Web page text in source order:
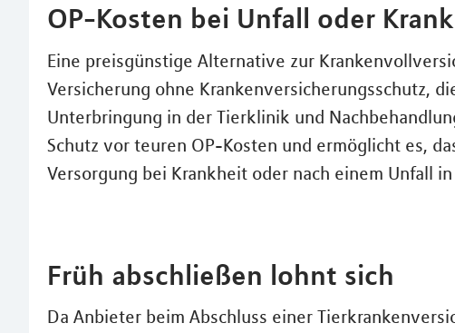
OP-Kosten bei Unfall oder
Eine preisgünstige Alternative zur
Versicherung ohne Krankenversicherungsschutz,
Unterbringung in der Tierklinik und
Schutz vor teuren OP-Kosten und ermöglicht es,
Versorgung bei Krankheit oder nach einem Unfall
Früh abschließen lohnt sich
Da Anbieter beim Abschluss einer